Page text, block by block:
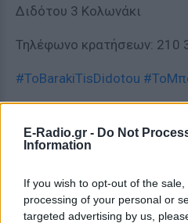
E-Radio.gr - Do Not
Information
If you wish to opt-out of the
processing of your personal or
targeted advertising by us,
Διδότου 3 Κολωνάκι
Τηλέφωνο κρατήσεων: 210
#ToBarakiTisDidotou